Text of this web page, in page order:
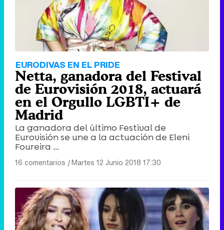
EURODIVAS EN EL PRIDE
Netta, ganadora del Festival
de Eurovisión 2018, actuará
en el Orgullo LGBTI+ de
Madrid
La ganadora del último Festival de
Eurovisión se une a la actuación de Eleni
Foureira ...
16 comentarios |Martes 12 Junio 2018 17:30